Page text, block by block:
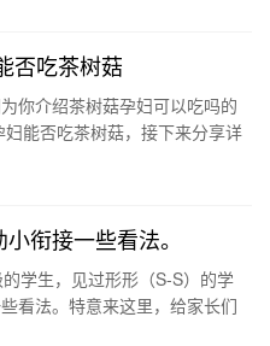
否吃茶树菇
你介绍茶树菇孕妇可以吃吗的
能否吃茶树菇，接下来分享详
衔接一些看法。
学生，见过形形（S-S）的学
看法。特意来这里，给家长们